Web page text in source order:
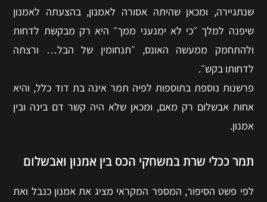
שנתגיירה, ומכאן שהיתה אסורה לאמנון, בהצעתה לאמנון
שיפנה למלך ״כי לא ימנעני ממך״ היא רק מבקשת לדחות
ולהתחמק ממעשה האונס, ״תנחומין של הבל… ורצתה
לדחותו בקש״.
פרשנות נוספת בתוספות לפיה תמר אינה בת דוד כלל, והיא
אחות אבשלום רק מאם, ומכאן שלא היה קשר דם בינה ובין
אמנון.
תמר ככלי שרת במשחקי הכס בין אמנון ואבשלום
לפי פשט הסיפור, המספר המקראי מציג את אמנון כנבל ואת